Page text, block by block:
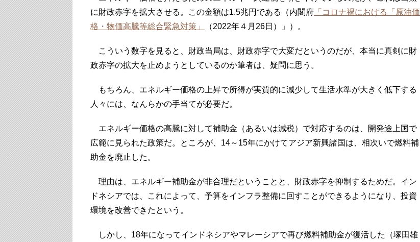
に財政赤字を拡大させる。この金額は1.5兆円である（内閣府 「コロナ禍における「原油価
格・物価高騰等総合緊急対策」
（2022年４月26日）」）。
こういう数字を見ると、財政当局は、財政赤字で大変だというのだが、本当に真剣に財
政赤字の拡大を止めようとしているのか筆者は、疑問に思う。
もちろん、エネルギー価格の上昇で所得が実質的に減少して生活水準が大きく低下する
人々には、なんらかの手当てが必要だ。
エネルギー価格の高騰に対して補助金（あるいは減税）で対応するのは、開発途上国で
広範に見られた政策だ。ところが、14～15年にかけてアジア新興諸国は、相次いで燃料補
助金を廃止した。
理由は、エネルギー補助金が非合理だということと、財政赤字を抑制するためだ。イン
ドネシアでは、これによって、予算をインフラ整備に回すことができるようになり、投資
環境を改善できたという。
しかし、18年になってインドネシアやマレーシアで再び燃料補助金が復活した（塚田雄